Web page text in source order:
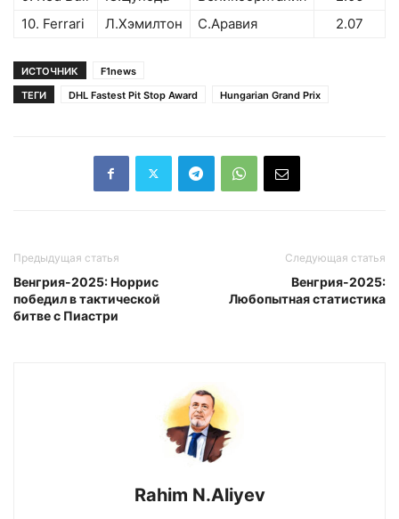
10. Ferrari
Л.Хэмилтон С.Аравия 2.07
ИСТОЧНИК
F1news
ТЕГИ
DHL Fastest Pit Stop Award Hungarian Grand Prix
Предыдущая статья
Венгрия-2025: Норрис
победил в тактической
битве с Пиастри
Следующая статья
Венгрия-2025:
Любопытная статистика
Rahim N.Aliyev